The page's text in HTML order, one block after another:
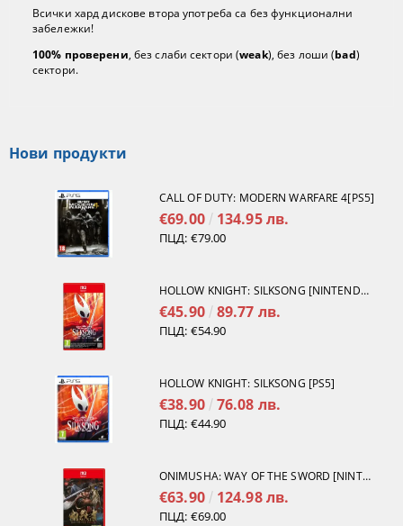
Всички хард дискове втора употреба са без функционални
забележки!
100% проверени, без слаби сектори (weak), без лоши (bad)
сектори.
Нови продукти
CALL OF DUTY: MODERN WARFARE 4[PS5]
€69.00 134.95 лв.
ПЦД: €79.00
HOLLOW KNIGHT: SILKSONG [NINTENDO SWITCH 2]
€45.90 89.77 лв.
ПЦД: €54.90
HOLLOW KNIGHT: SILKSONG [PS5]
€38.90 76.08 лв.
ПЦД: €44.90
ONIMUSHA: WAY OF THE SWORD [NINTENDO SWITCH 2]
€63.90 124.98 лв.
ПЦД: €69.00